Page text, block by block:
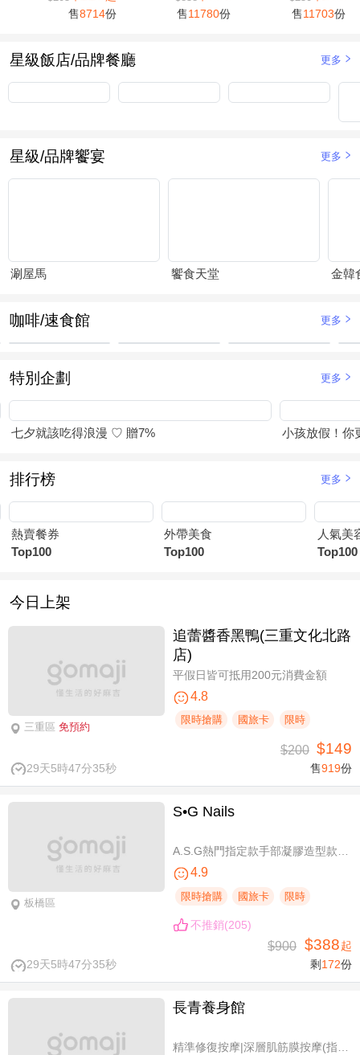
售8714份 售11780份 售11703份
星級飯店/品牌餐廳 更多
星級/品牌饗宴 更多
涮屋馬 饗食天堂 金韓
咖啡/速食館 更多
特別企劃 更多
七夕就該吃得浪漫 ♡ 贈7% 小孩放假！你
排行榜 更多
熱賣餐券
Top100
外帶美食
Top100
人氣美
Top100
今日上架
三重區 免預約
追蕾醬香黑鴨(三重文化北路
店)
平假日皆可抵用200元消費金額
4.8
限時搶購 國旅卡 限時
29天5時47分34秒
$200 $149
售919份
板橋區
S•G Nails
4.9
限時搶購 國旅卡 限時
不推銷(205)
29天5時47分34秒
$900 $388起
剩 172份
長青養身館
精準修復按摩|深層肌筋膜按摩(指壓/指油壓 二選一)+(滑罐/舒刮 二選一)全程75分(手技75分)